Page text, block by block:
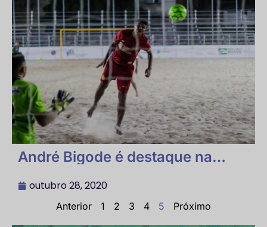
André Bigode é destaque na
brasileiro
outubro 28, 2020
Anterior 1 2 3 4 5 Próximo